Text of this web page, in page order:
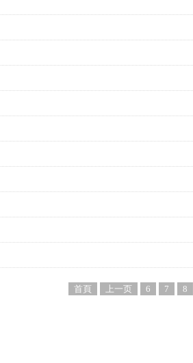
首頁 上一页 6 7 8